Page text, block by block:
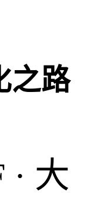
之路
大